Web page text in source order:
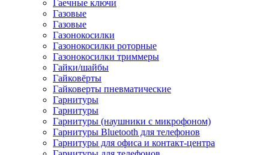
Гаечные ключи
Газовые
Газовые
Газонокосилки
Газонокосилки роторные
Газонокосилки триммеры
Гайки/шайбы
Гайковёрты
Гайковерты пневматические
Гарнитуры
Гарнитуры
Гарнитуры (наушники с микрофоном)
Гарнитуры Bluetooth для телефонов
Гарнитуры для офиса и контакт-центра